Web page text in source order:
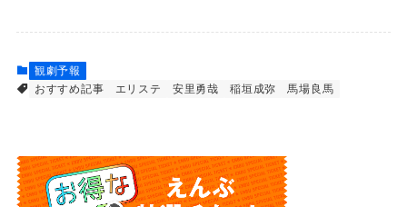
観劇予報
おすすめ記事
エリステ 安里勇哉 稲垣成弥 馬場良馬